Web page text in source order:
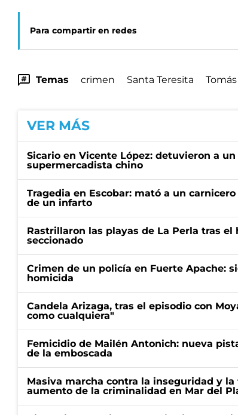
Para compartir en redes
Temas crimen Santa Teresita
VER MÁS
Sicario en Vicente López: detuvieron a
supermercadista chino
Tragedia en Escobar: mató a un
de un infarto
Rastrillaron las playas de La Perla tras el
seccionado
Crimen de un policía en Fuerte Apache:
homicida
Candela Arizaga, tras el episodio con
como cualquiera"
Femicidio de Mailén Antonich: nueva
de la emboscada
Masiva marcha contra la inseguridad y
aumento de la criminalidad en Mar del